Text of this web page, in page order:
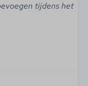
tijdens het